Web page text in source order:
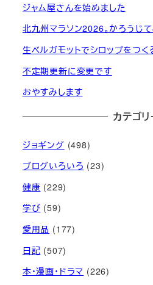
ジャム屋さんを始めました
北九州マラソン2026。かろうじ
生ベルガモットでシロップをつく
不定期更新に変更です
おやすみします
カテゴリ
ジョギング (498)
ブログいろいろ (23)
健康 (229)
学び (59)
愛用品 (177)
日記 (507)
本・漫画・ドラマ (226)